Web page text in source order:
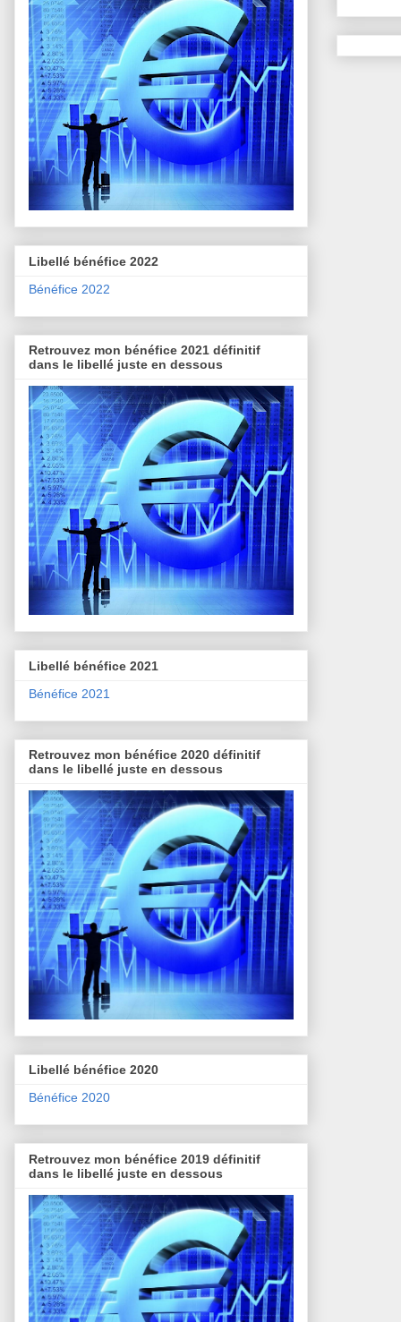
Libellé bénéfice 2022
Bénéfice 2022
Retrouvez mon bénéfice 2021 définitif
dans le libellé juste en dessous
Libellé bénéfice 2021
Bénéfice 2021
Retrouvez mon bénéfice 2020 définitif
dans le libellé juste en dessous
Libellé bénéfice 2020
Bénéfice 2020
Retrouvez mon bénéfice 2019 définitif
dans le libellé juste en dessous